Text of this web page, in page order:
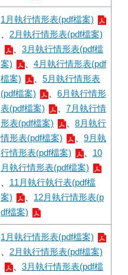
1月執行情形表(pdf檔案)
2月執行情形表(pdf檔案)
3月執行情形表(pdf檔
案)
4月執行情形表(pdf
檔案)
5月執行情形表
(pdf檔案)
6月執行情形
表(pdf檔案)
7月執行情
形表(pdf檔案)
8月執行
情形表(pdf檔案)
9月執
行情形表(pdf檔案)
10
月執行情形表(pdf檔案)
11月執行執行表(pdf檔
案)
12月執行情形表(p
df檔案)
1月執行情形表(pdf檔案)
2月執行情形表(pdf檔案)
3月執行情形表(pdf檔